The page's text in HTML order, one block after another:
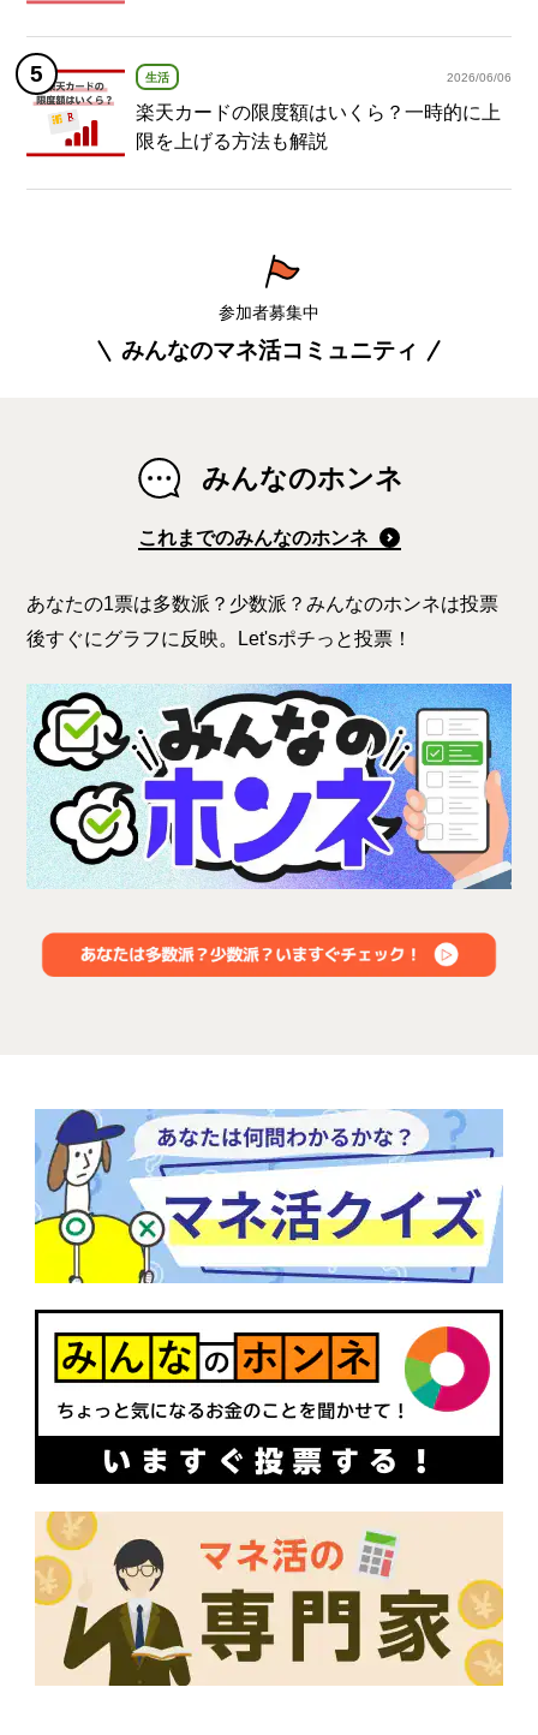
生活 2026/06/06
楽天カードの限度額はいくら？一時的に上
限を上げる方法も解説
参加者募集中
みんなのマネ活コミュニティ
みんなのホンネ
これまでのみんなのホンネ
あなたの1票は多数派？少数派？みんなのホンネは投票
後すぐにグラフに反映。Let'sポチっと投票！